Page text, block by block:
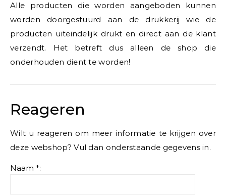
Alle producten die worden aangeboden kunnen
worden doorgestuurd aan de drukkerij wie de
producten uiteindelijk drukt en direct aan de klant
verzendt. Het betreft dus alleen de shop die
onderhouden dient te worden!
Reageren
Wilt u reageren om meer informatie te krijgen over
deze webshop? Vul dan onderstaande gegevens in.
Naam *: